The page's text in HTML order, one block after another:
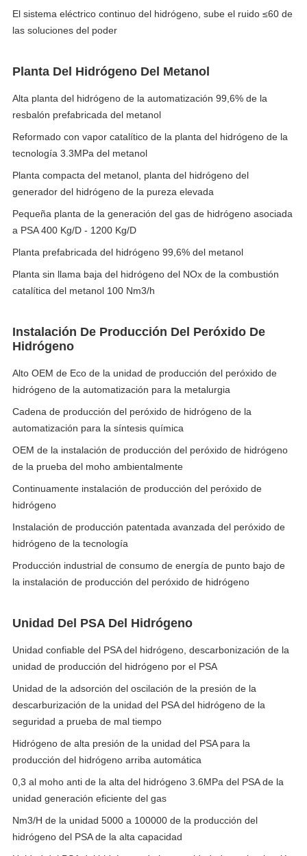
El sistema eléctrico continuo del hidrógeno, sube el ruido ≤60 de
las soluciones del poder
Planta Del Hidrógeno Del Metanol
Alta planta del hidrógeno de la automatización 99,6% de la
resbalón prefabricada del metanol
Reformado con vapor catalítico de la planta del hidrógeno de la
tecnología 3.3MPa del metanol
Planta compacta del metanol, planta del hidrógeno del
generador del hidrógeno de la pureza elevada
Pequeña planta de la generación del gas de hidrógeno asociada
a PSA 400 Kg/D - 1200 Kg/D
Planta prefabricada del hidrógeno 99,6% del metanol
Planta sin llama baja del hidrógeno del NOx de la combustión
catalítica del metanol 100 Nm3/h
Instalación De Producción Del Peróxido De
Hidrógeno
Alto OEM de Eco de la unidad de producción del peróxido de
hidrógeno de la automatización para la metalurgia
Cadena de producción del peróxido de hidrógeno de la
automatización para la síntesis química
OEM de la instalación de producción del peróxido de hidrógeno
de la prueba del moho ambientalmente
Continuamente instalación de producción del peróxido de
hidrógeno
Instalación de producción patentada avanzada del peróxido de
hidrógeno de la tecnología
Producción industrial de consumo de energía de punto bajo de
la instalación de producción del peróxido de hidrógeno
Unidad Del PSA Del Hidrógeno
Unidad confiable del PSA del hidrógeno, descarbonización de la
unidad de producción del hidrógeno por el PSA
Unidad de la adsorción del oscilación de la presión de la
descarburización de la unidad del PSA del hidrógeno de la
seguridad a prueba de mal tiempo
Hidrógeno de alta presión de la unidad del PSA para la
producción del hidrógeno arriba automática
0,3 al moho anti de la alta del hidrógeno 3.6MPa del PSA de la
unidad generación eficiente del gas
Nm3/H de la unidad 5000 a 100000 de la producción del
hidrógeno del PSA de la alta capacidad